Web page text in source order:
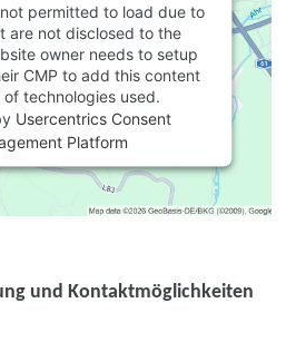
permitted to load due to
are not disclosed to the
owner needs to setup
CMP to add this content
technologies used.
Usercentrics Consent
Platform
und Kontaktmöglichkeiten